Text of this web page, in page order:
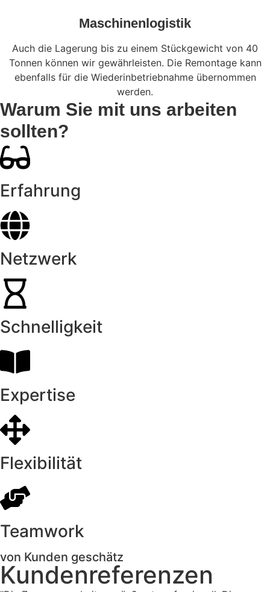
Maschinenlogistik
Auch die Lagerung bis zu einem Stückgewicht von 40
Tonnen können wir gewährleisten. Die Remontage kann
ebenfalls für die Wiederinbetriebnahme übernommen
werden.
Warum Sie mit uns arbeiten
sollten?
Erfahrung
Netzwerk
Schnelligkeit
Expertise
Flexibilität
Teamwork
von Kunden geschätz
Kundenreferenzen